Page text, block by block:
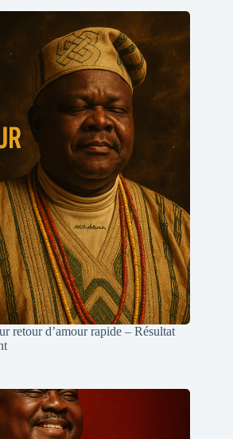
retour d’amour rapide – Résultat